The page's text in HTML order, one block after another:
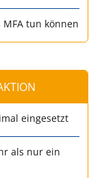
tun können
eingesetzt
als nur ein